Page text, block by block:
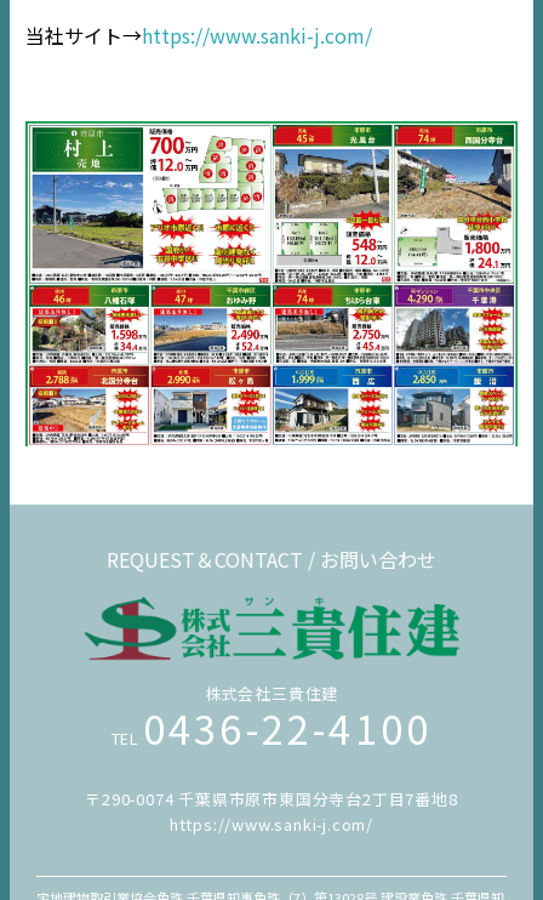
TOP
EVENT
住宅情報誌ミッケル
市原エリア
千葉エリア
内房エリア
デジタルサイネージ
不動産一括査定
当社サイト→https://www.sanki-j.com/
REQUEST＆CONTACT / お問い合わせ
株式会社三貴住建
TEL 0436-22-4100
〒290-0074 千葉県市原市東国分寺台2丁目7番地8
https://www.sanki-j.com/